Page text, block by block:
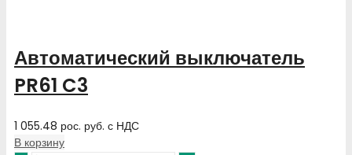
Автоматический выключатель
PR61 C3
1 055.48 рос. руб. с НДС
В корзину